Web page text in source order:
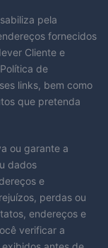
pela
fornecidos
Cliente e
de
links, bem como
que pretenda
ou garante a
dados
e
perdas ou
endereços e
verificar a